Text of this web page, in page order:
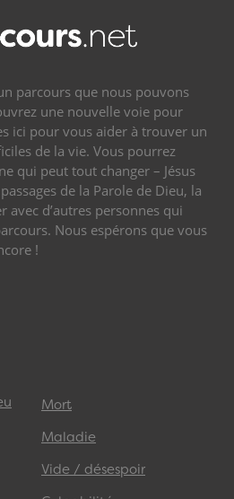
parcours que nous pouvons
une nouvelle voie pour
ici pour vous aider à trouver un
de la vie. Vous pourrez
qui peut tout changer – Jésus
de la Parole de Dieu, la
avec d’autres personnes qui
Nous espérons que vous
!
Mort
Maladie
Vide / désespoir